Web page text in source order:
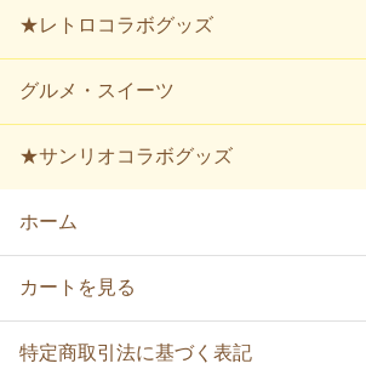
★レトロコラボグッズ
グルメ・スイーツ
★サンリオコラボグッズ
ホーム
カートを見る
特定商取引法に基づく表記